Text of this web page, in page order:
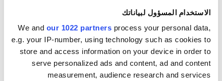
الاستخدام المسؤول لبياناتك
We and our 1022 partners process your personal data,
e.g. your IP-number, using technology such as cookies to
store and access information on your device in order to
serve personalized ads and content, ad and content
measurement, audience research and services
الخميس 07:00 - 19:00
الجمعة 07:00 - 19:00
السبت 07:00 - 19:00